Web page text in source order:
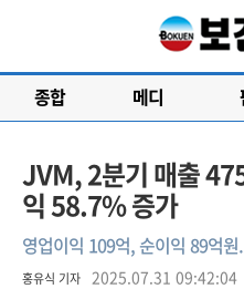
종합 메디
JVM, 2분기 매출
익 58.7% 증가
영업이익 109억, 순이익 89억
홍유식 기자 2025.07.31 09:42:04